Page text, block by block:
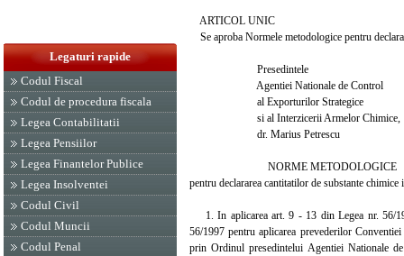
Legaturi rapide
Codul Fiscal
Codul de procedura fiscala
Legea Contabilitatii
Legea Pensiilor
Legea Finantelor Publice
Legea Insolventei
Codul Civil
Codul Muncii
Codul Penal
ARTICOL UNIC
Se aproba Normele metodologice pentru
Presedintele
Agentiei Nationale de Control
al Exporturilor Strategice
si al Interzicerii Armelor Chimice,
dr. Marius Petrescu
NORME METODOLOGICE
pentru declararea cantitatilor de substante
1. In aplicarea art. 9 - 13 din Legea nr. 56/
56/1997 pentru aplicarea prevederilor
prin Ordinul presedintelui Agentiei Nationale